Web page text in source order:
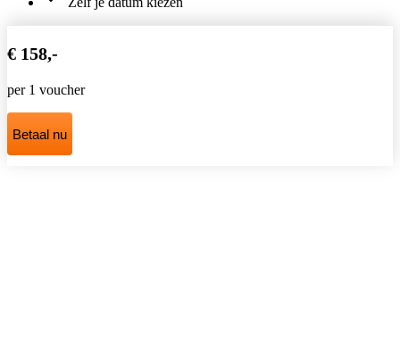
€ 158,-
per 1 voucher
Betaal nu